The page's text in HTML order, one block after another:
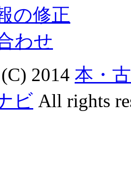
の修正
わせ
2014 本・
ビ All rights